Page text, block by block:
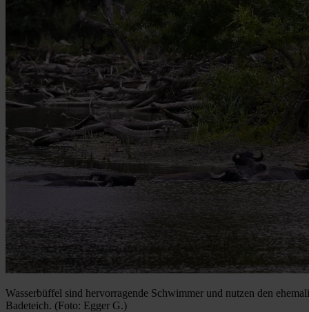
Wasserbüffel sind hervorragende Schwimmer und nutzen den
Badeteich. (Foto: Egger G.)